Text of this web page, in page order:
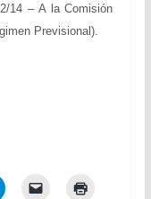
14 – A la Comisión
Previsional).